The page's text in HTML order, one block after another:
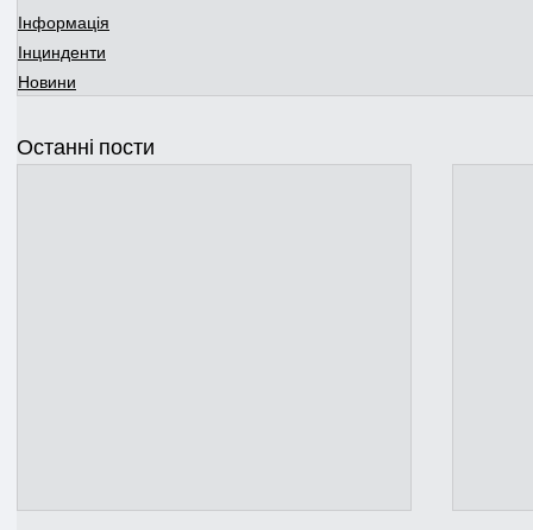
Інформація
Інцинденти
Новини
Останні пости